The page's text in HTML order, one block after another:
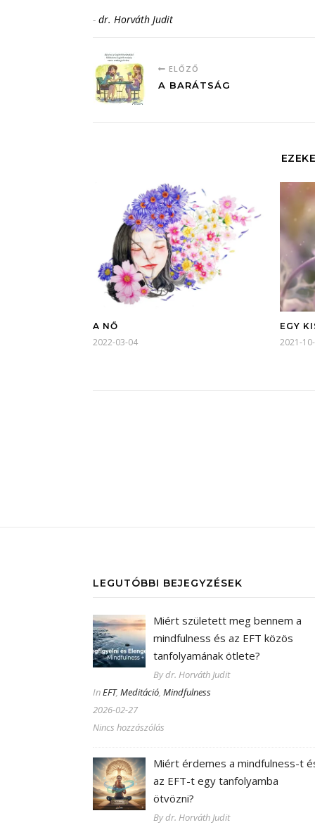
- dr. Horváth Judit
ELŐZŐ
A BARÁTSÁG
A NŐ
2022-03-04
EGY
2021-
LEGUTÓBBI BEJEGYZÉSEK
Miért született meg bennem a
mindfulness és az EFT közös
tanfolyamának ötlete?
By dr. Horváth Judit
InEFT, Meditáció, Mindfulness
2026-02-27
Nincs hozzászólás
Miért érdemes a mindfulness-t
az EFT-t egy tanfolyamba
ötvözni?
By dr. Horváth Judit